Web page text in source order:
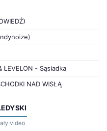
LEVELON - Sąsiadka
NAD WISŁĄ
video